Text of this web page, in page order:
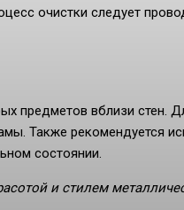
очистки следует
предметов вблизи стен.
Также рекомендуется
состоянии.
и стилем